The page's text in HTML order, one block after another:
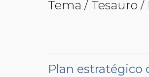
Tema / Tesauro
Plan estratégico